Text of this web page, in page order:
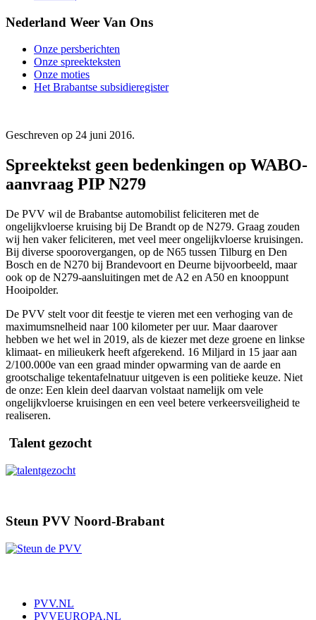
Nederland Weer Van Ons
Onze persberichten
Onze spreekteksten
Onze moties
Het Brabantse subsidieregister
Geschreven op 24 juni 2016.
Spreektekst geen bedenkingen op WABO-
aanvraag PIP N279
De PVV wil de Brabantse automobilist feliciteren met de
ongelijkvloerse kruising bij De Brandt op de N279. Graag zouden
wij hen vaker feliciteren, met veel meer ongelijkvloerse kruisingen.
Bij diverse spoorovergangen, op de N65 tussen Tilburg en Den
Bosch en de N270 bij Brandevoort en Deurne bijvoorbeeld, maar
ook op de N279-aansluitingen met de A2 en A50 en knooppunt
Hooipolder.
De PVV stelt voor dit feestje te vieren met een verhoging van de
maximumsnelheid naar 100 kilometer per uur. Maar daarover
hebben we het wel in 2019, als de kiezer met deze groene en linkse
klimaat- en milieukerk heeft afgerekend. 16 Miljard in 15 jaar aan
2/100.000e van een graad minder opwarming van de aarde en
grootschalige tekentafelnatuur uitgeven is een politieke keuze. Niet
de onze: Een klein deel daarvan volstaat namelijk om vele
ongelijkvloerse kruisingen en een veel betere verkeersveiligheid te
realiseren.
Talent gezocht
Steun PVV Noord-Brabant
PVV.NL
PVVEUROPA.NL